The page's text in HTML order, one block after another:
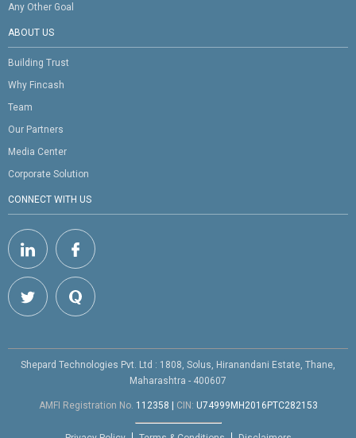
Any Other Goal
ABOUT US
Building Trust
Why Fincash
Team
Our Partners
Media Center
Corporate Solution
CONNECT WITH US
Shepard Technologies Pvt. Ltd : 1808, Solus, Hiranandani Estate, Thane,
Maharashtra - 400607
AMFI Registration No. 112358 CIN: U74999MH2016PTC282153